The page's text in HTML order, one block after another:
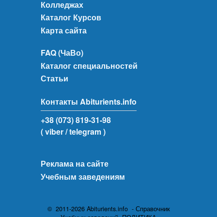
Колледжах
Каталог Курсов
Карта сайта
FAQ (ЧаВо)
Каталог специальностей
Статьи
Контакты Abiturients.info
+38 (073) 819-31-98
( viber/ telegram )
Реклама на сайте
Учебным заведениям
© 2011-2026 Abiturients.info - Справочник